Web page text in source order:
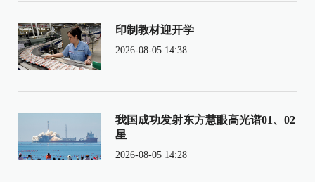
印制教材迎开学
2026-08-05 14:38
我国成功发射东方慧眼高光谱01、02
星
2026-08-05 14:28